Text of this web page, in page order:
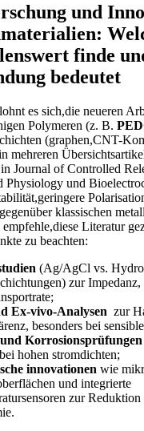
und
finde
bedeutet
es ⁢sich,die neueren
Polymeren (z. B.
(graphen,CNT-
mehreren
Journal of Controlled
Physiology und⁢
klassischen
​Literatur⁤
zu beachten:
(Ag/AgCl vs.
zur
​Ex-vivo-Analysen
zur
besonders bei
Korrosionsprüfungen
⁤hohen⁣ stromdichten;
innovationen wie‌
und⁢ integrierte
zur